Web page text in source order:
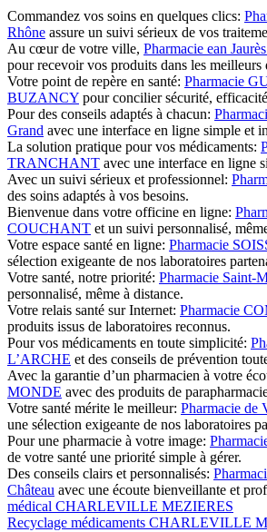
Commandez vos soins en quelques clics:
Rhône assure un suivi sérieux de vos
Au cœur de votre ville, Pharmacie ean
pour recevoir vos produits dans les meilleurs
Votre point de repère en santé: Pharmacie
BUZANCY pour concilier sécurité,
Pour des conseils adaptés à chacun:
Grand avec une interface en ligne simple et
La solution pratique pour vos médicaments:
TRANCHANT avec une interface en ligne
Avec un suivi sérieux et professionnel:
des soins adaptés à vos besoins.
Bienvenue dans votre officine en ligne:
COUCHANT et un suivi personnalisé,
Votre espace santé en ligne: Pharmacie
sélection exigeante de nos laboratoires
Votre santé, notre priorité: Pharmacie Saint-
personnalisé, même à distance.
Votre relais santé sur Internet: Pharmacie
produits issus de laboratoires reconnus.
Pour vos médicaments en toute simplicité:
L’ARCHE et des conseils de prévention
Avec la garantie d’un pharmacien à votre
MONDE avec des produits de
Votre santé mérite le meilleur: Pharmacie de
une sélection exigeante de nos laboratoires
Pour une pharmacie à votre image:
de votre santé une priorité simple à gérer.
Des conseils clairs et personnalisés:
Château avec une écoute bienveillante et
médical CHARLEVILLE MEZIERES
Recyclage médicaments CHARLEVILLE